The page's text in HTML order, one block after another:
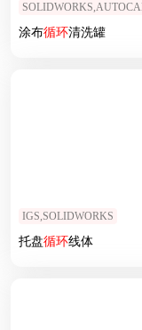
涂布循环清洗罐
IGS,SOLIDWORKS
托盘循环线体